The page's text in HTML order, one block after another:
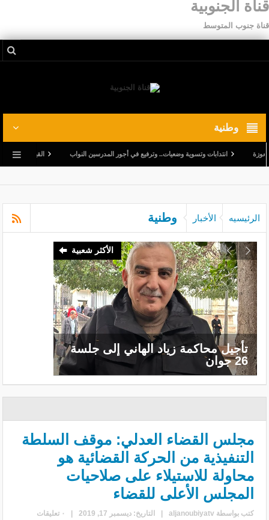
قناة الجنوبية
قناة جنوب المتوسط
وطنية
انتدابات وتسوية وضعيات.. وترفيع في أجور المدرسين النواب القيروان: قتيل وخمسة
الرئيسيه الأخبار وطنية
الأكثر شعبية
تأجيل محاكمة زياد الهاني إلى جلسة
26 جوان
مجلس القضاء العدلي: موقف السلطة
التنفيذية من الحركة القضائية هو
محاولة للاستيلاء على صلاحيات
المجلس الأعلى للقضاء
كتب بواسطةaljanoubiyatv
| التاريخ: ديسمبر 17, 2019 |
٠ تعليقات